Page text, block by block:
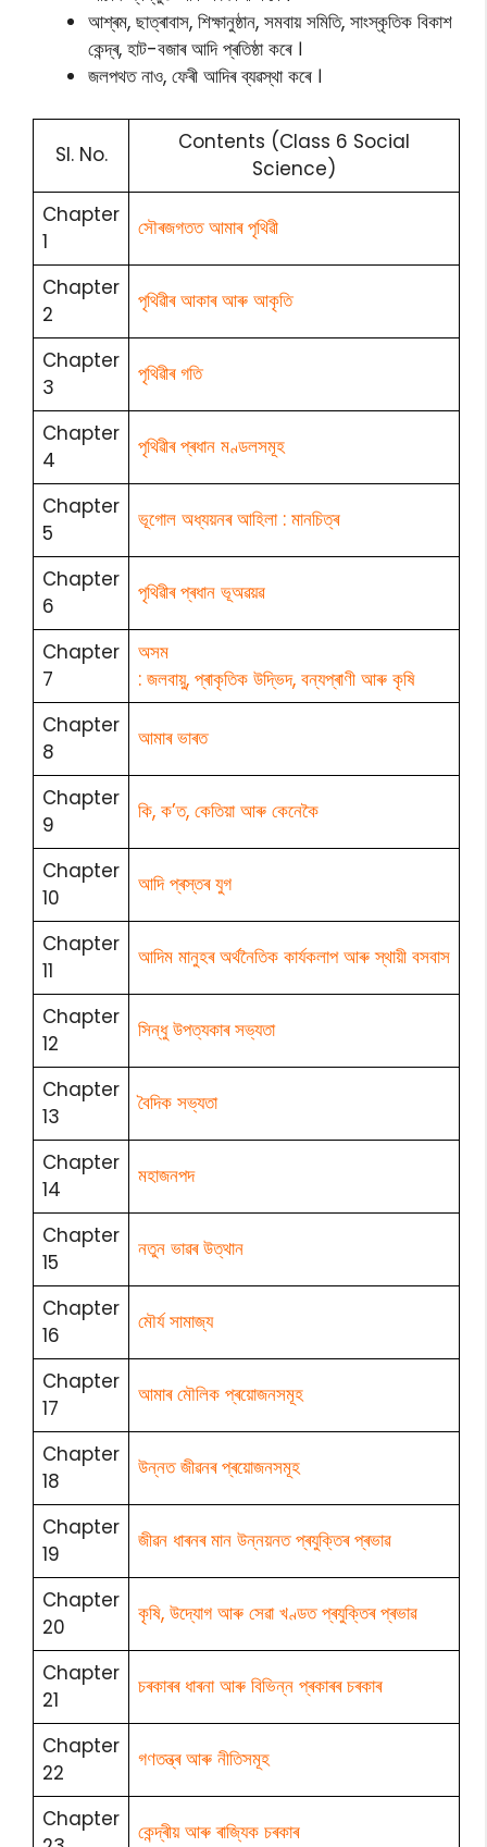
আশ্ৰম, ছাত্ৰাবাস, শিক্ষানুষ্ঠান, সমবায় সমিতি, সাংস্কৃতিক বিকাশ
কেন্দ্ৰ, হাট-বজাৰ আদি প্ৰতিষ্ঠা কৰে ।
জলপথত নাও, ফেৰী আদিৰ ব্যৱস্থা কৰে ।
Sl. No.
Contents (Class 6 Social
Science)
Chapter
1
সৌৰজগতত আমাৰ পৃথিৱী
Chapter
2
পৃথিৱীৰ আকাৰ আৰু আকৃতি
Chapter
3
পৃথিৱীৰ গতি
Chapter
4
পৃথিৱীৰ প্ৰধান মণ্ডলসমূহ
Chapter
5
ভূগোল অধ্যয়নৰ আহিলা : মানচিত্ৰ
Chapter
6
পৃথিৱীৰ প্ৰধান ভূঅৱয়ৱ
Chapter
7
অসম
: জলবায়ু, প্ৰাকৃতিক উদ্ভিদ, বন্যপ্ৰাণী আৰু কৃষি
Chapter
8
আমাৰ ভাৰত
Chapter
9
কি, ক’ত, কেতিয়া আৰু কেনেকৈ
Chapter
10
আদি প্ৰস্তৰ যুগ
Chapter
11
আদিম মানুহৰ অৰ্থনৈতিক কাৰ্যকলাপ আৰু স্থায়ী বসবাস
Chapter
12
সিন্ধু উপত্যকাৰ সভ্যতা
Chapter
13
বৈদিক সভ্যতা
Chapter
14
মহাজনপদ
Chapter
15
নতুন ভাৱৰ উত্থান
Chapter
16
মৌৰ্য সামাজ্য
Chapter
17
আমাৰ মৌলিক প্ৰয়োজনসমূহ
Chapter
18
উন্নত জীৱনৰ প্ৰয়োজনসমূহ
Chapter
19
জীৱন ধাৰনৰ মান উন্নয়নত প্ৰযুক্তিৰ প্ৰভাৱ
Chapter
20
কৃষি, উদ্যোগ আৰু সেৱা খণ্ডত প্ৰযুক্তিৰ প্ৰভাৱ
Chapter
21
চৰকাৰৰ ধাৰনা আৰু বিভিন্ন প্ৰকাৰৰ চৰকাৰ
Chapter
22
গণতন্ত্ৰ আৰু নীতিসমূহ
Chapter
কেন্দ্ৰীয় আৰু ৰাজ্যিক চৰকাৰ